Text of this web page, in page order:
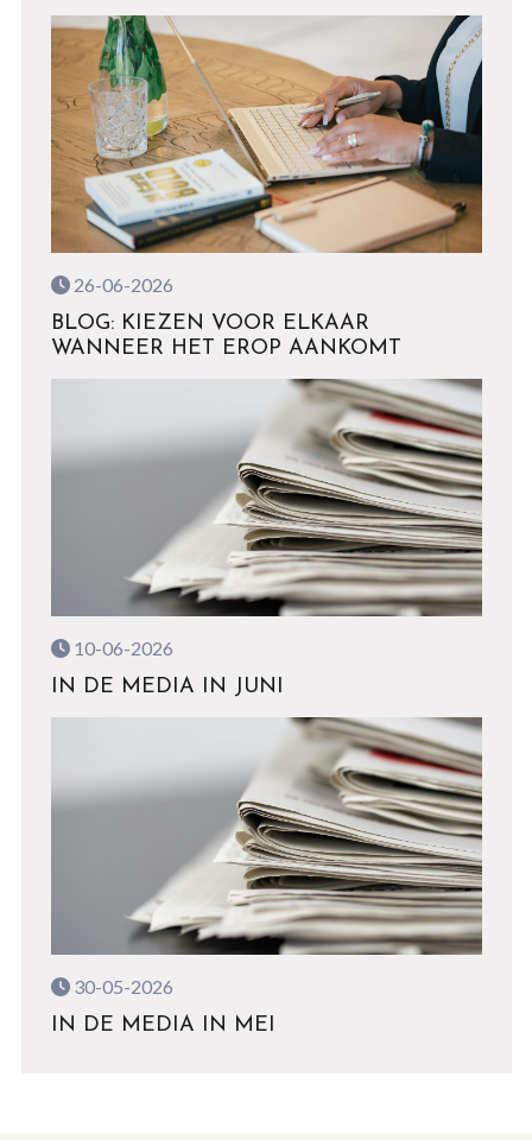
26-06-2026
BLOG: KIEZEN VOOR ELKAAR
WANNEER HET EROP AANKOMT
10-06-2026
IN DE MEDIA IN JUNI
30-05-2026
IN DE MEDIA IN MEI